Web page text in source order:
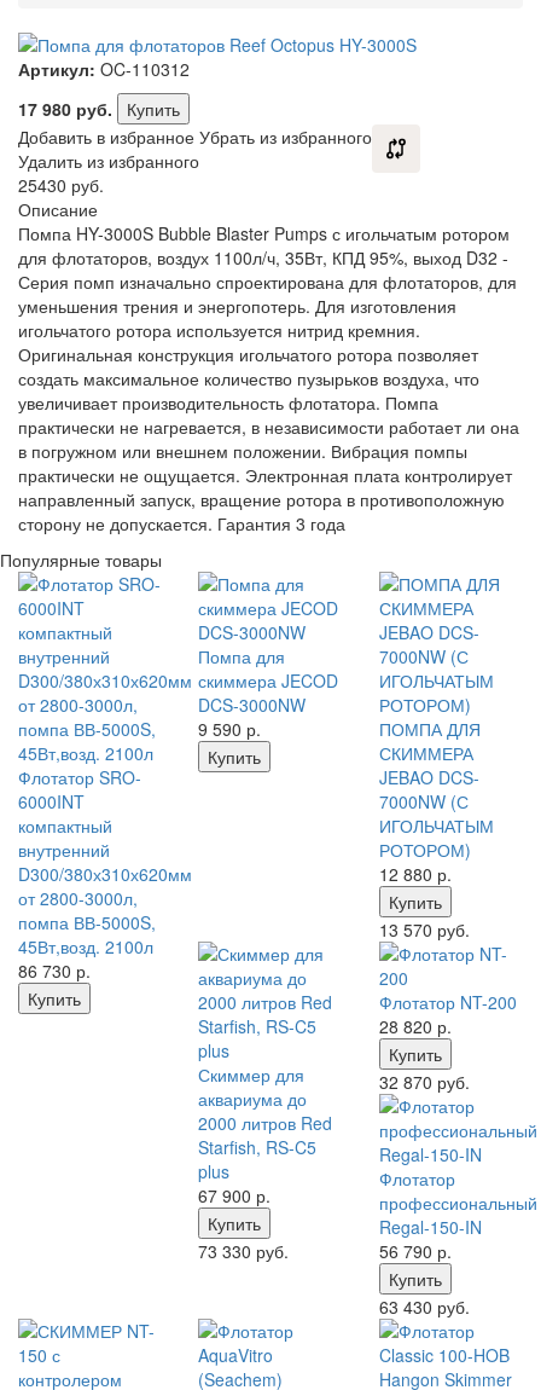
Артикул: OC-110312
17 980 руб.
Купить
Добавить в избранное Убрать из избранного
Удалить из избранного
25430 руб.
Описание
Помпа HY-3000S Bubble Blaster Pumps с игольчатым ротором
для флотаторов, воздух 1100л/ч, 35Вт, КПД 95%, выход D32 -
Серия помп изначально спроектирована для флотаторов, для
уменьшения трения и энергопотерь. Для изготовления
игольчатого ротора используется нитрид кремния.
Оригинальная конструкция игольчатого ротора позволяет
создать максимальное количество пузырьков воздуха, что
увеличивает производительность флотатора. Помпа
практически не нагревается, в независимости работает ли она
в погружном или внешнем положении. Вибрация помпы
практически не ощущается. Электронная плата контролирует
направленный запуск, вращение ротора в противоположную
сторону не допускается. Гарантия 3 года
Популярные товары
Флотатор SRO-
6000INT
компактный
внутренний
D300/380х310х620мм
от 2800-3000л,
помпа ВВ-5000S,
45Вт,возд. 2100л
86 730 р.
Купить
Помпа для
скиммера JECOD
DCS-3000NW
9 590 р.
Купить
ПОМПА ДЛЯ
СКИММЕРА
JEBAO DCS-
7000NW (С
ИГОЛЬЧАТЫМ
РОТОРОМ)
12 880 р.
Купить
13 570 руб.
Скиммер для
аквариума до
2000 литров Red
Starfish, RS-C5
plus
67 900 р.
Купить
73 330 руб.
Флотатор NT-200
28 820 р.
Купить
32 870 руб.
Флотатор
профессиональный
Regal-150-IN
56 790 р.
Купить
63 430 руб.